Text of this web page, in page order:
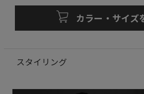
カラー・サイズ
スタイリング